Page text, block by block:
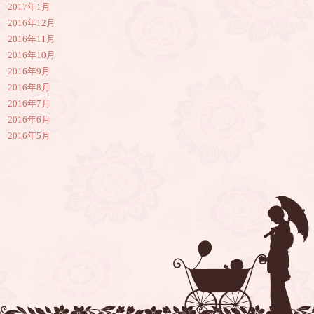
2017年1月
2016年12月
2016年11月
2016年10月
2016年9月
2016年8月
2016年7月
2016年6月
2016年5月